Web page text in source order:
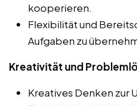
kooperieren.
Flexibilität und
Aufgaben zu
Kreativität und
Kreatives Denken zur